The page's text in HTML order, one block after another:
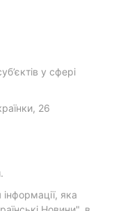
у сфері
26
яка